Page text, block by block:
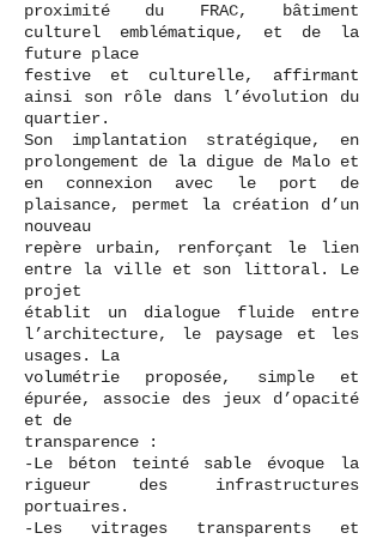
proximité du FRAC, bâtiment
culturel emblématique, et de la
future place
festive et culturelle, affirmant
ainsi son rôle dans l’évolution du
quartier.
Son implantation stratégique, en
prolongement de la digue de Malo et
en connexion avec le port de
plaisance, permet la création d’un
nouveau
repère urbain, renforçant le lien
entre la ville et son littoral. Le
projet
établit un dialogue fluide entre
l’architecture, le paysage et les
usages. La
volumétrie proposée, simple et
épurée, associe des jeux d’opacité
et de
transparence :
-Le béton teinté sable évoque la
rigueur des infrastructures
portuaires.
-Les vitrages transparents et